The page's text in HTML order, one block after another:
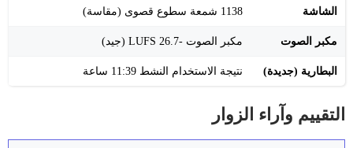
الشاشة 1138 شمعة سطوع قصوى (مقاسة)
مكبر الصوت مكبر الصوت -26.7 LUFS (جيد)
البطارية (جديدة) نتيجة الاستخدام النشط 11:39 ساعة
التقييم وآراء الزوار